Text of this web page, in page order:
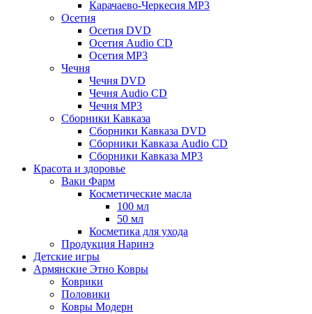
Карачаево-Черкесия MP3
Осетия
Осетия DVD
Осетия Audio CD
Осетия MP3
Чечня
Чечня DVD
Чечня Audio CD
Чечня MP3
Сборники Кавказа
Сборники Кавказа DVD
Сборники Кавказа Audio CD
Сборники Кавказа MP3
Красота и здоровье
Ваки Фарм
Косметические масла
100 мл
50 мл
Косметика для ухода
Продукция Наринэ
Детские игры
Армянские Этно Ковры
Коврики
Половики
Ковры Модерн